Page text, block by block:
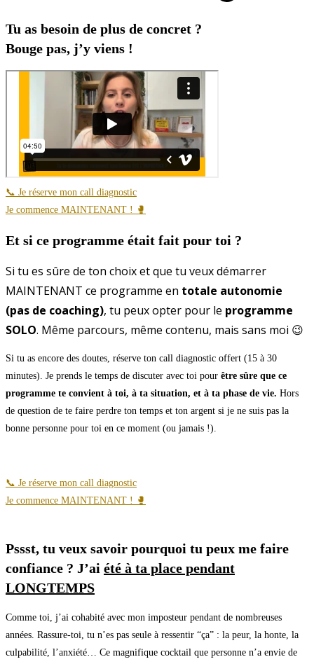
Tu as besoin de plus de concret ?
Bouge pas, j’y viens !
📞 Je réserve mon call diagnostic
Je commence MAINTENANT ! 🥊
Et si ce programme était fait pour toi ?
Si tu es sûre de ton choix et que tu veux démarrer
MAINTENANT ce programme en totale autonomie
(pas de coaching), tu peux opter pour le programme
SOLO. Même parcours, même contenu, mais sans moi 😉
Si tu as encore des doutes, réserve ton call diagnostic offert (15 à 30
minutes). Je prends le temps de discuter avec toi pour être sûre que ce
programme te convient à toi, à ta situation, et à ta phase de vie. Hors
de question de te faire perdre ton temps et ton argent si je ne suis pas la
bonne personne pour toi en ce moment (ou jamais !).
📞 Je réserve mon call diagnostic
Je commence MAINTENANT ! 🥊
Pssst, tu veux savoir pourquoi tu peux me faire
confiance ? J’ai été à ta place pendant
LONGTEMPS
Comme toi, j’ai cohabité avec mon imposteur pendant de nombreuses
années. Rassure-toi, tu n’es pas seule à ressentir “ça” : la peur, la honte, la
culpabilité, l’anxiété… Ce magnifique cocktail que personne n’a envie de